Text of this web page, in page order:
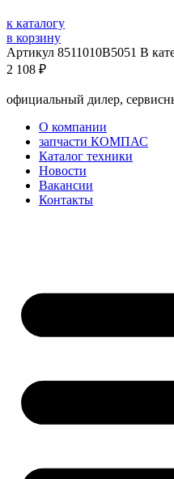
к каталогу
в корзину
Артикул 8511010B5051 В
2 108 ₽
официальный дилер,
О компании
запчасти КОМПАС
Каталог техники
Новости
Вакансии
Контакты